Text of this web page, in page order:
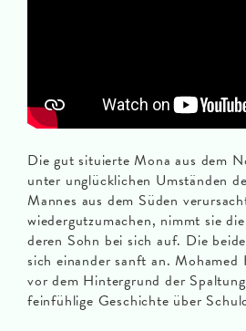
Die gut situierte Mona aus dem
unter unglücklichen Umständen
Mannes aus dem Süden
wiedergutzumachen, nimmt sie
deren Sohn bei sich auf. Die
sich einander sanft an. Mohamed
vor dem Hintergrund der
feinfühlige Geschichte über